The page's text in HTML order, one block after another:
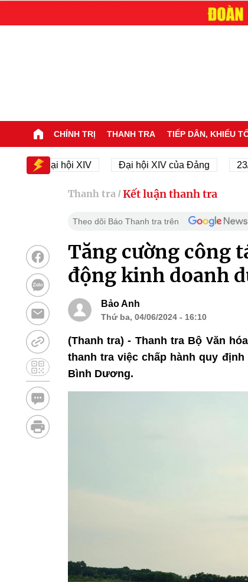
CHÍNH TRỊ THANH TRA TIẾP DÂN, KHIẾU
Đại hội XIV Đại hội XIV của Đảng 23/
Thanh tra / Kết luận thanh tra
Theo dõi Báo Thanh tra trên
Tăng cường công
động kinh doanh
Bảo Anh
Thứ ba, 04/06/2024 - 16:10
(Thanh tra) - Thanh tra Bộ Văn
thanh tra việc chấp hành quy
Bình Dương.